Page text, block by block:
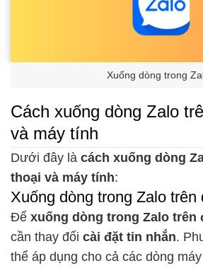
Xuống dòng trong
Cách xuống dòng Zalo
và máy tính
Dưới đây là cách xuống dòng
thoại và máy tính:
Xuống dòng trong Zalo trên
Để xuống dòng trong Zalo trên
cần thay đổi cài đặt tin nhắn.
thể áp dụng cho cả các dòng máy